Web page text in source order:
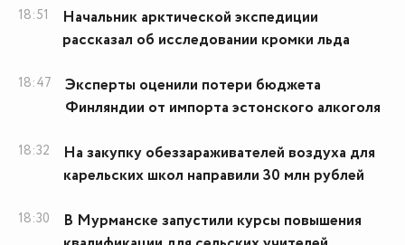
18:51
Начальник арктической экспедиции
рассказал об исследовании кромки льда
18:47
Эксперты оценили потери бюджета
Финляндии от импорта эстонского алкоголя
18:32
На закупку обеззараживателей воздуха для
карельских школ направили 30 млн рублей
18:30
В Мурманске запустили курсы повышения